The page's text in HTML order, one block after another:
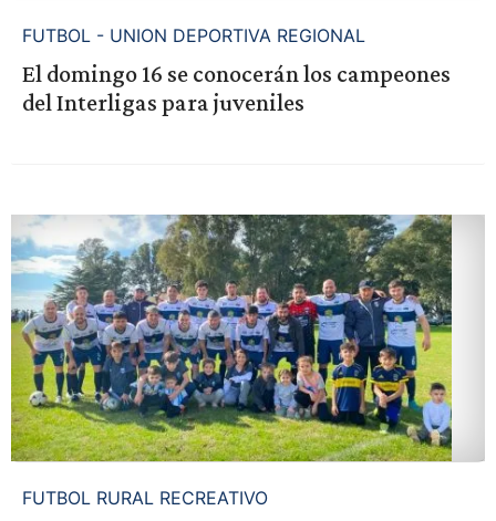
FUTBOL - UNION DEPORTIVA REGIONAL
El domingo 16 se conocerán los campeones
del Interligas para juveniles
FUTBOL RURAL RECREATIVO